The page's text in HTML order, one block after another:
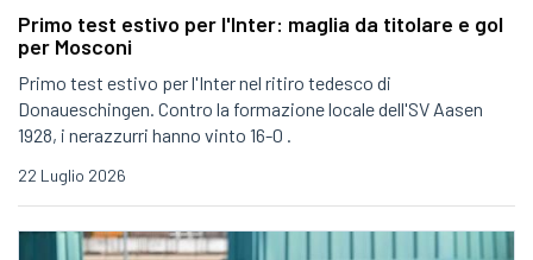
Primo test estivo per l'Inter: maglia da titolare e gol
per Mosconi
Primo test estivo per l'Inter nel ritiro tedesco di
Donaueschingen. Contro la formazione locale dell'SV Aasen
1928, i nerazzurri hanno vinto 16-0 .
22 Luglio 2026